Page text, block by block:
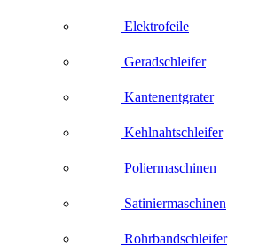
Elektrofeile
Geradschleifer
Kantenentgrater
Kehlnahtschleifer
Poliermaschinen
Satiniermaschinen
Rohrbandschleifer